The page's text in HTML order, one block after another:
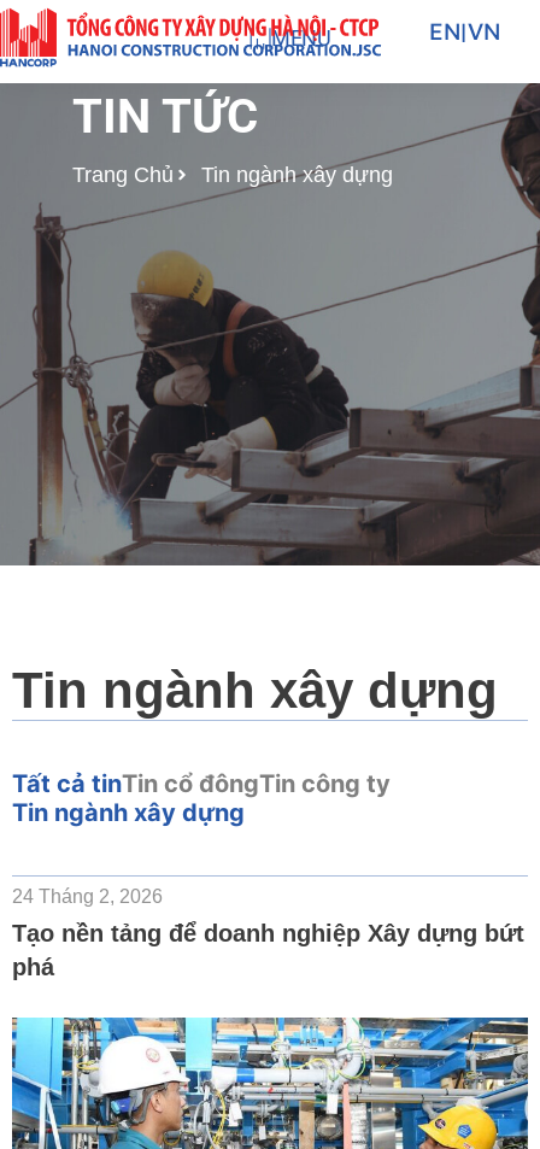
Nhảy
tới
nội
MENU EN|VN
TIN TỨC
Trang Chủ Tin ngành xây dựng
Tin ngành xây dựng
Tất cả tinTin cổ đôngTin công ty
Tin ngành xây dựng
24 Tháng 2, 2026
Tạo nền tảng để doanh nghiệp Xây dựng bứt
phá
Page